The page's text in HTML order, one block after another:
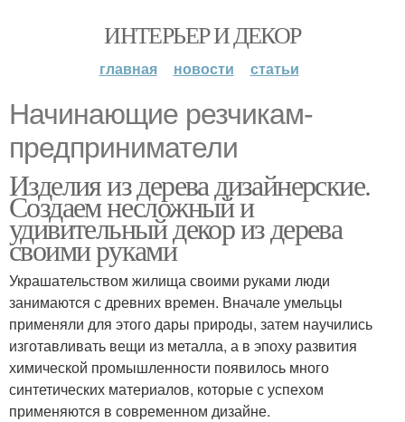
ИНТЕРЬЕР И ДЕКОР
главная новости статьи
Начинающие резчикам-
предприниматели
Изделия из дерева дизайнерские.
Создаем несложный и
удивительный декор из дерева
своими руками
Украшательством жилища своими руками люди
занимаются с древних времен. Вначале умельцы
применяли для этого дары природы, затем научились
изготавливать вещи из металла, а в эпоху развития
химической промышленности появилось много
синтетических материалов, которые с успехом
применяются в современном дизайне.